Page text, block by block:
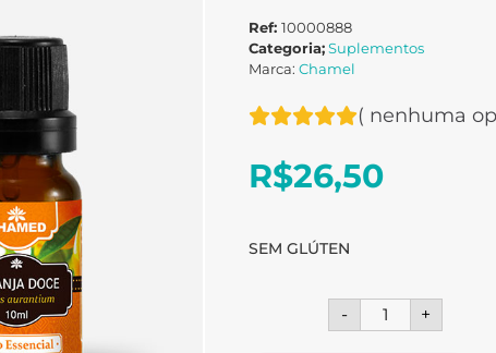
Ref: 10000888
Categoria;Suplementos
Marca: Chamel
( nenhuma
R$26,50
SEM GLÚTEN
- +